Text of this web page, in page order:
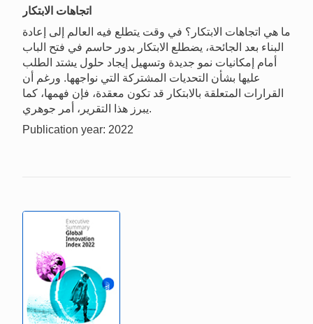
اتجاهات الابتكار
ما هي اتجاهات الابتكار؟ في وقت يتطلع فيه العالم إلى إعادة
البناء بعد الجائحة، يضطلع الابتكار بدور حاسم في فتح الباب
أمام إمكانيات نمو جديدة وتسهيل إيجاد حلول يشتد الطلب
عليها بشأن التحديات المشتركة التي نواجهها. ورغم أن
القرارات المتعلقة بالابتكار قد تكون معقدة، فإن فهمها، كما
يبرز هذا التقرير، أمر جوهري.
Publication year: 2022